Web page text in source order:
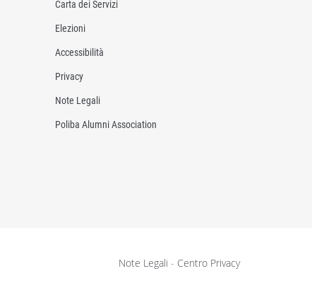
Carta dei Servizi
Elezioni
Accessibilità
Privacy
Note Legali
Poliba Alumni Association
Note Legali - Centro Privacy